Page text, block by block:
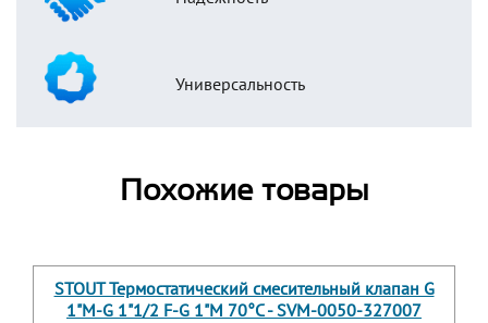
Универсальность
Похожие товары
STOUT Термостатический смесительный клапан G
1"M-G 1"1/2 F-G 1"M 70°С - SVM-0050-327007